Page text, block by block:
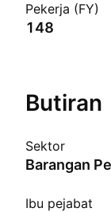
Pekerja (FY)
148
Butiran
Sektor
Ibu pejabat